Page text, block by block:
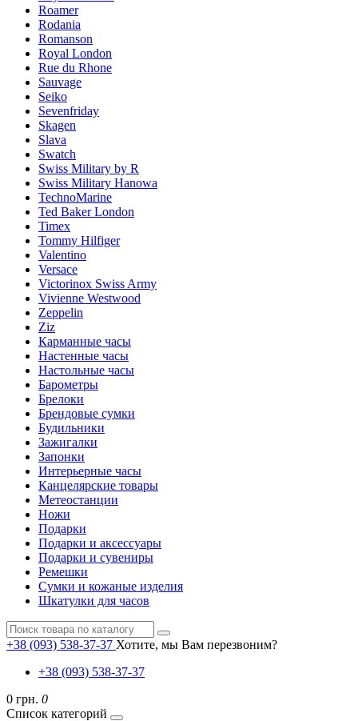
Roamer
Rodania
Romanson
Royal London
Rue du Rhone
Sauvage
Seiko
Sevenfriday
Skagen
Slava
Swatch
Swiss Military by R
Swiss Military Hanowa
TechnoMarine
Ted Baker London
Timex
Tommy Hilfiger
Valentino
Versace
Victorinox Swiss Army
Vivienne Westwood
Zeppelin
Ziz
Карманные часы
Настенные часы
Настольные часы
Барометры
Брелоки
Брендовые сумки
Будильники
Зажигалки
Запонки
Интерьерные часы
Канцелярские товары
Метеостанции
Ножи
Подарки
Подарки и аксессуары
Подарки и сувениры
Ремешки
Сумки и кожаные изделия
Шкатулки для часов
+38 (093) 538-37-37 Хотите, мы Вам перезвоним?
+38 (093) 538-37-37
0 грн. 0
Список категорий